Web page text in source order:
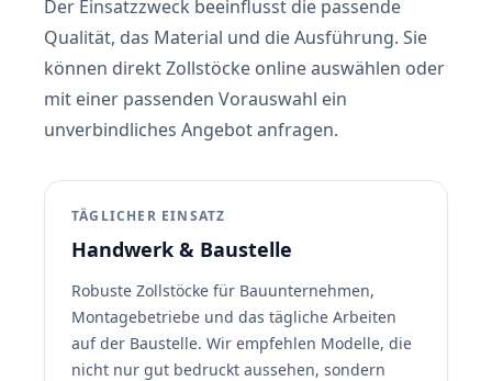
Der Einsatzzweck beeinflusst die passende
Qualität, das Material und die Ausführung. Sie
können direkt Zollstöcke online auswählen oder
mit einer passenden Vorauswahl ein
unverbindliches Angebot anfragen.
TÄGLICHER EINSATZ
Handwerk & Baustelle
Robuste Zollstöcke für Bauunternehmen,
Montagebetriebe und das tägliche Arbeiten
auf der Baustelle. Wir empfehlen Modelle, die
nicht nur gut bedruckt aussehen, sondern